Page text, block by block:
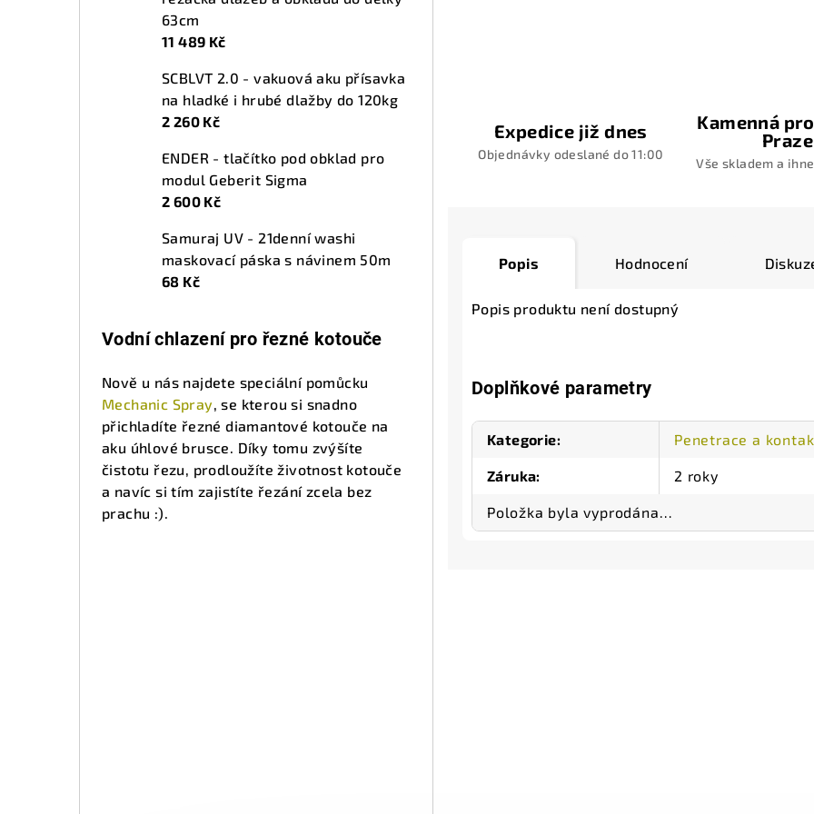
63cm
11 489 Kč
SCBLVT 2.0 - vakuová aku přísavka
na hladké i hrubé dlažby do 120kg
2 260 Kč
ENDER - tlačítko pod obklad pro
modul Geberit Sigma
2 600 Kč
Samuraj UV - 21denní washi
maskovací páska s návinem 50m
68 Kč
Vodní chlazení pro řezné kotouče
Nově u nás najdete speciální pomůcku
Mechanic Spray, se kterou si snadno
přichladíte řezné diamantové kotouče na
aku úhlové brusce. Díky tomu zvýšíte
čistotu řezu, prodloužíte životnost kotouče
a navíc si tím zajistíte řezání zcela bez
prachu :).
Expedice již dnes
Objednávky odeslané do 11:00
Kamenná
Praze
Vše skladem a
Popis Hodnocení
Popis produktu není dostupný
Doplňkové parametry
Kategorie: Penetrace a
Záruka: 2 roky
Položka byla vyprodána…